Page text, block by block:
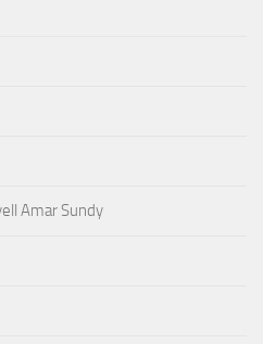
Amar Sundy